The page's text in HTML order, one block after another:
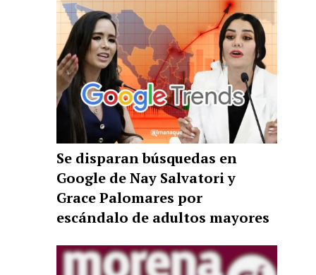
Se disparan búsquedas en
Google de Nay Salvatori y
Grace Palomares por
escándalo de adultos mayores